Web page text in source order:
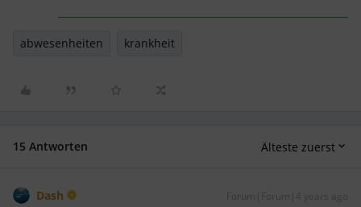
abwesenheiten krankheit
15 Antworten Älteste zuerst
Dash Forum|Forum|4 years ago